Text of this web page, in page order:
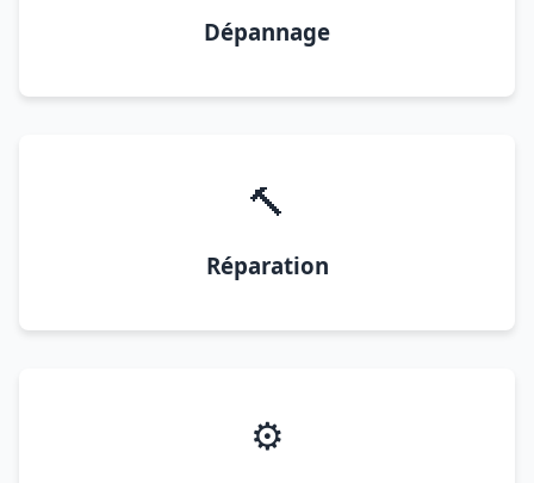
Dépannage
🔨
Réparation
⚙️